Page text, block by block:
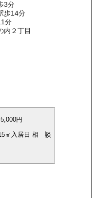
3分
歩14分
分
内２丁目
5,000円
㎡ 入居日 相 談